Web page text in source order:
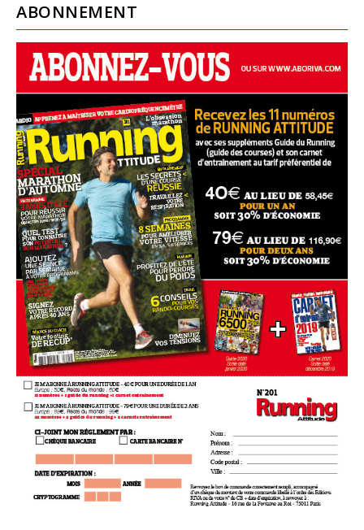
ABONNEMENT